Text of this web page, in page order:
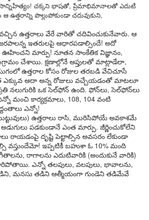
సాన్నిహిత్యం! చక్కని భాషతో, ప్రేమాభిమానాలతో ఎదుటి
ఉత్తరాన్ని పొల్లుపోకుండా చదువుకుని,
ఉత్తరాలు వేరే వారితో చదివించుకునేవారు. ఆ
ఇతరులపై ఆధారపడాల్సిందే! అదో
మార్పు! నూతన సాంకేతిక విజ్ఞానం,
చేశాయి. క్షణాల్లోనే ఆప్తులతో మాట్లాడేలా,
ఉత్తరాల కోసం రోజుల తరబడి వేచిచూసే
ఎక్కువ ఆదా అన్న రోజులు వచ్చేయడంతో మాటలూ
నలుగురికి ఒక సెల్‌ఫోన్‌ ఉంది. ఫోన్‌లు, సెల్‌ఫోన్‌లు
కార్యక్రమాలు, 108, 104 వంటి
ఎన్నో!
ఉత్తరాలు రాసి, మురిసిపోయే అవకాశమే
పడకుండానే ఎంత మార్పు. జీర్ణించుకోలేని
రాయడంపై దృష్టి పెట్టాల్సిన అవసరం లేకుండా
వస్తుందేమో! ఇప్పటికీ బహుశా ఓ 10% మంది
రాగాలను ఎదుటివారికి (అందుకునే వారికి)
ఎన్నో తలపులు, వలపులు, భావాలను,
మనసు తడిని ఆత్మీయంగా గుండెని తడిమేవే
సంప‌ద
కృషి చేస్తోంది.
cave and rock paintings
30,000 years ago. These
drawings are known as
which depicted objects and
abstract concepts.
people used instruments to
paper or other two-
surface.
and
culture,
transport our
of
of
educational
std. I was
to check
the results